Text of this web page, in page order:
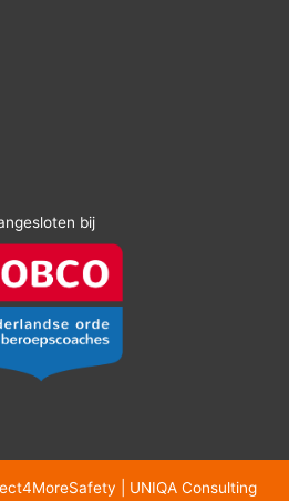
bij
| UNIQA Consulting